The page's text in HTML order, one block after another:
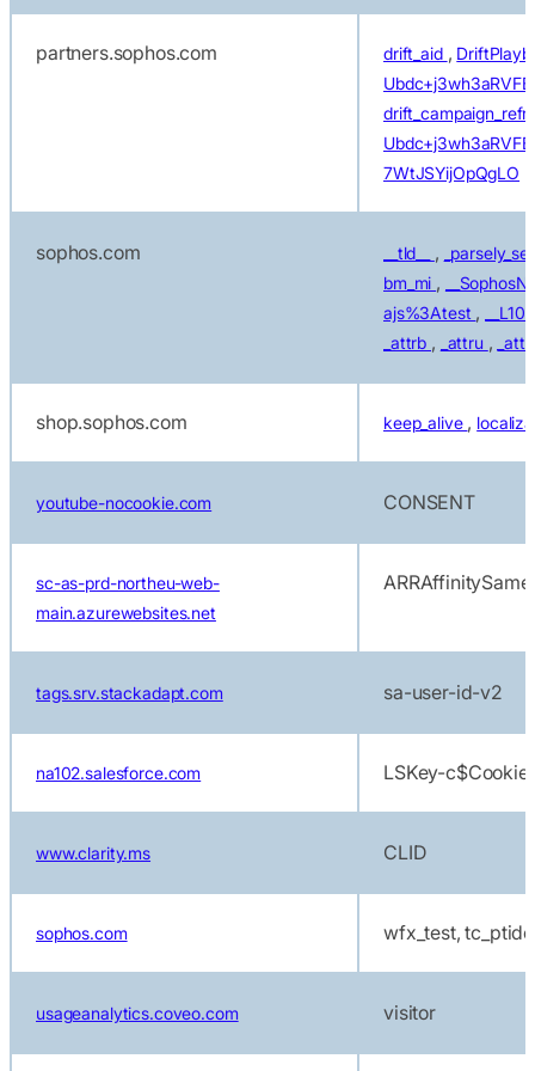
partners.sophos.com drift_aid ,
7WtJSYijOpQgLO
sophos.com __tld__ ,
bm_mi ,
ajs%3Atest ,
_attrb , _attru ,
shop.sophos.com keep_alive ,
youtube-nocookie.com CONSENT
sc-as-prd-northeu-web-
main.azurewebsites.net
tags.srv.stackadapt.com sa-user-id-v2
na102.salesforce.com LSKey-
www.clarity.ms CLID
sophos.com wfx_test,
usageanalytics.coveo.com visitor